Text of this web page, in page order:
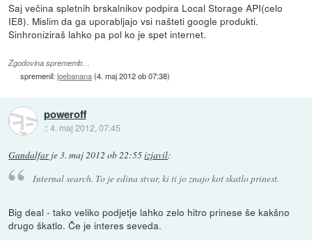
Saj večina spletnih brskalnikov podpira Local Storage API(celo
IE8). Mislim da ga uporabljajo vsi našteti google produkti.
Sinhroniziraš lahko pa pol ko je spet internet.
Zgodovina sprememb…
spremenil:joebanana(4. maj 2012 ob 07:38)
poweroff
::4. maj 2012, 07:45
Gandalfarje3. maj 2012 ob 22:55izjavil:
Internal search. To je edina stvar, ki ti jo znajo kot skatlo prinest.
Big deal - tako veliko podjetje lahko zelo hitro prinese še kakšno
drugo škatlo. Če je interes seveda.